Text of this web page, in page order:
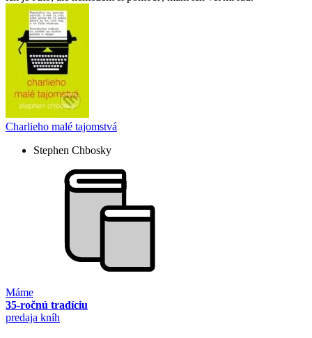
Charlieho malé tajomstvá
Stephen Chbosky
Máme
35-ročnú tradíciu
predaja kníh